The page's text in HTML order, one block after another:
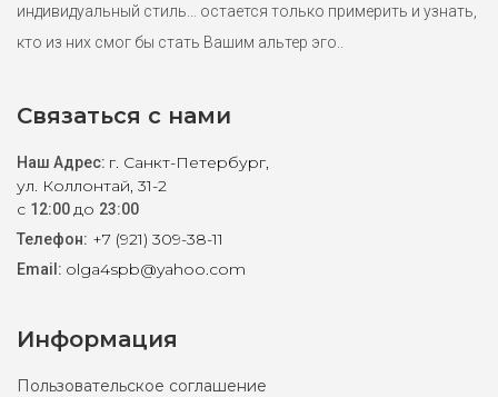
индивидуальный стиль... остается только примерить и узнать,
кто из них смог бы стать Вашим альтер эго..
Связаться с нами
Наш Адрес: г. Санкт-Петербург,
ул. Коллонтай, 31-2
с 12:00до 23:00
Телефон: +7 (921) 309-38-11
Email: olga4spb@yahoo.com
Информация
Пользовательское соглашение